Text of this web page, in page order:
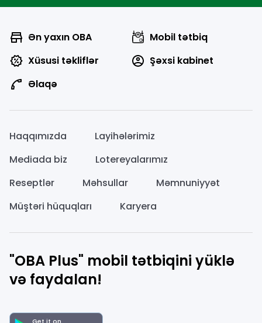
Ən yaxın OBA
Mobil tətbiq
Xüsusi təkliflər
Şəxsi kabinet
Əlaqə
Haqqımızda
Layihələrimiz
Mediada biz
Lotereyalarımız
Reseptlər
Məhsullar
Məmnuniyyət
Müştəri hüquqları
Karyera
"OBA Plus" mobil tətbiqini yüklə
və faydalan!
Get it on